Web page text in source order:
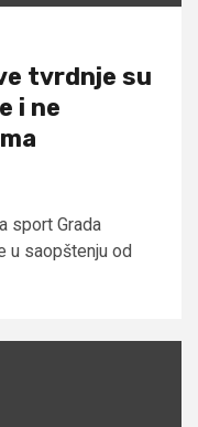
tvrdnje su
i ne
sport Grada
u saopštenju od